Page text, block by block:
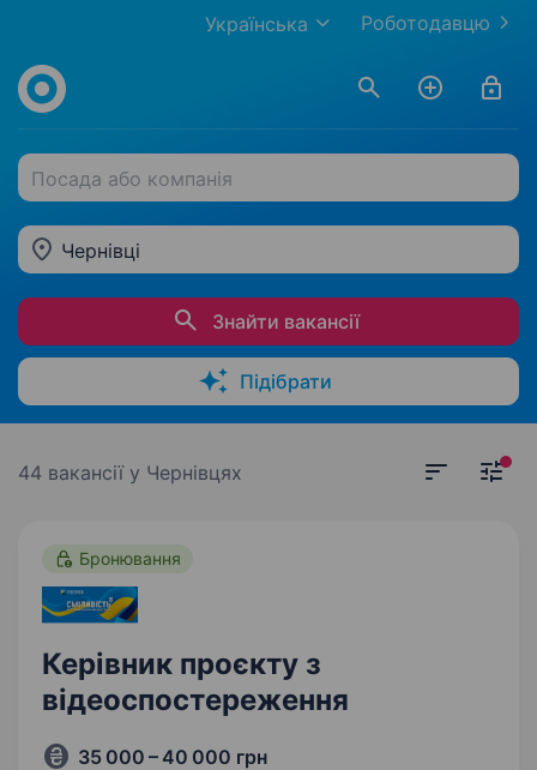
Роботодавцю
Українська
Посада або компанія
Чернівці
Знайти вакансії
Підібрати
44 вакансії у Чернівцях
Бронювання
Керівник проєкту з
відеоспостереження
35 000 – 40 000 грн